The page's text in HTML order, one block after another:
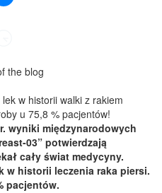
w historii walki z rakiem
u 75,8 % pacjentów!
wyniki międzynarodowych
03” potwierdzają
cały świat medycyny.
w historii leczenia raka piersi.
pacjentów.